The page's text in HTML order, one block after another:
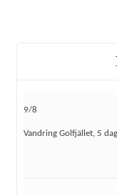
9/8
Vandring Golfjället, 5